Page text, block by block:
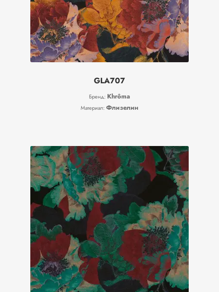
GLA707
Бренд: Khrôma
Материал: Флизелин